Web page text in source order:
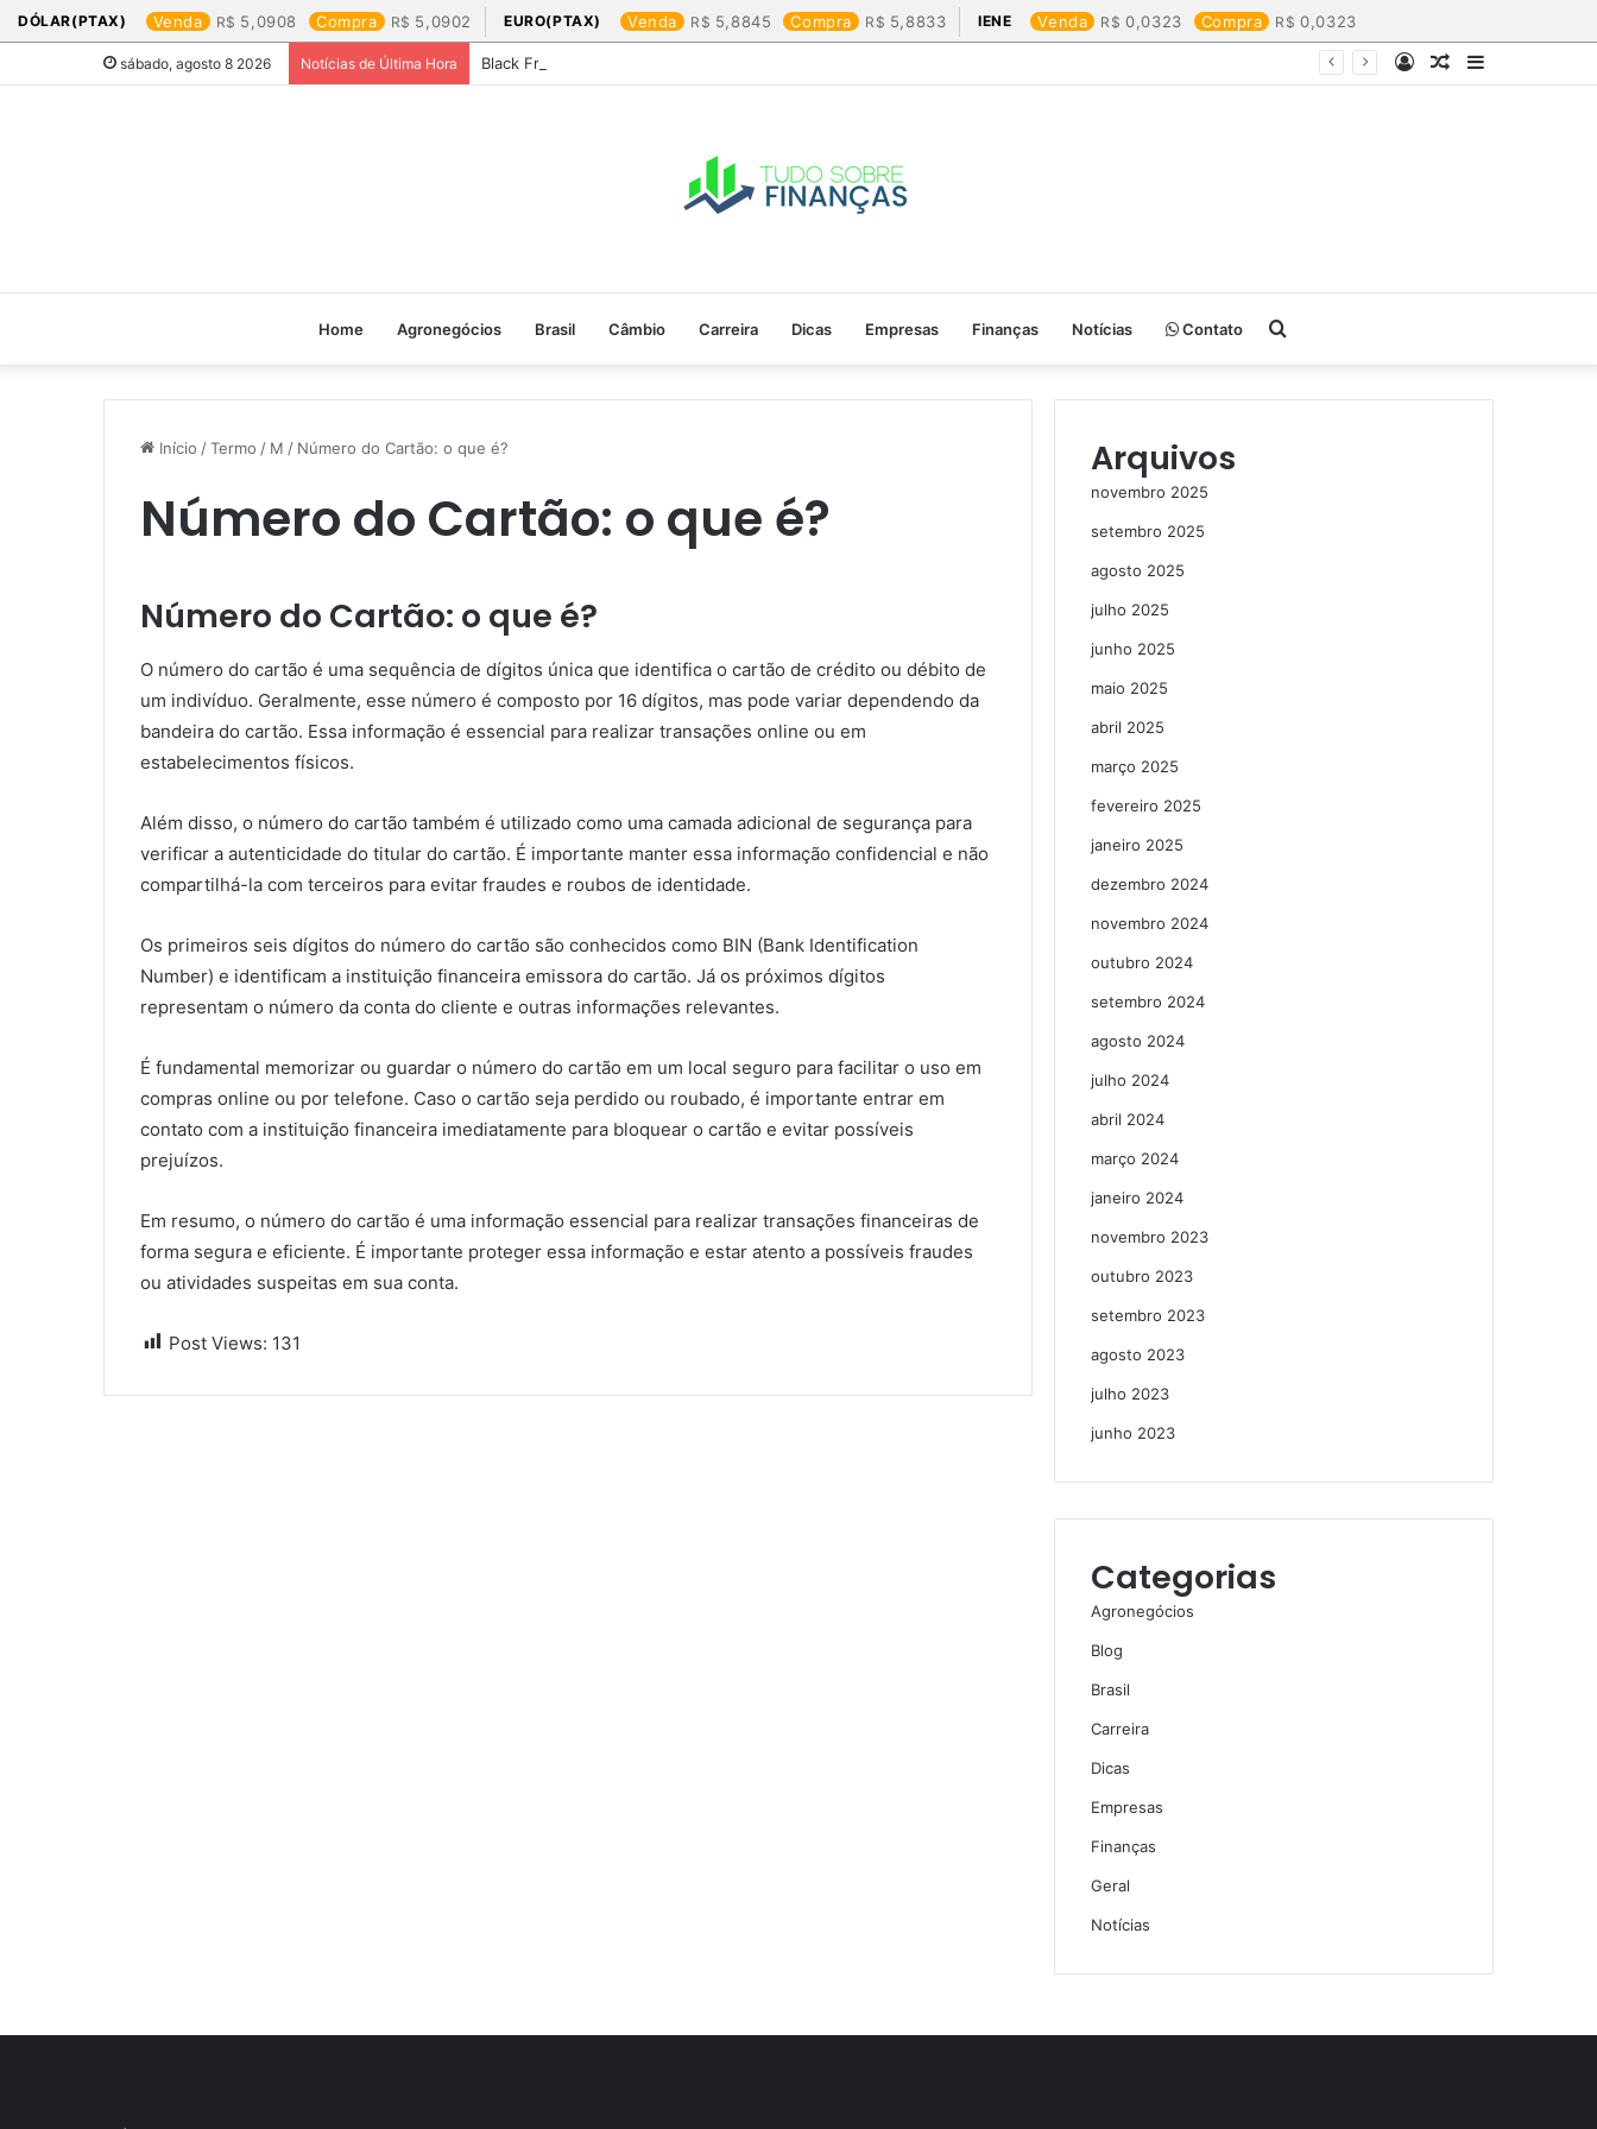
DÓLAR(PTAX) Venda 5,0908 Compra 5,0902 EURO(PTAX) Venda 5,8845 Compra 5,8833 IENE Venda 0,0323 Compra 0,0323
sábado, agosto 8 2026 Notícias de Última Hora Black Friday: os produtos que mais valem a pena
Barra
Artigo
Entrar
Home Agronegócios Brasil Câmbio Carreira Dicas Empresas Finanças Notícias Contato Procurar
por
Início /Termo / M / Número do Cartão: o que é?
Número do Cartão: o que é?
Número do Cartão: o que é?
O número do cartão é uma sequência de dígitos única que identifica o cartão de crédito ou débito de
um indivíduo. Geralmente, esse número é composto por 16 dígitos, mas pode variar dependendo da
bandeira do cartão. Essa informação é essencial para realizar transações online ou em
estabelecimentos físicos.
Além disso, o número do cartão também é utilizado como uma camada adicional de segurança para
verificar a autenticidade do titular do cartão. É importante manter essa informação confidencial e não
compartilhá-la com terceiros para evitar fraudes e roubos de identidade.
Os primeiros seis dígitos do número do cartão são conhecidos como BIN (Bank Identification
Number) e identificam a instituição financeira emissora do cartão. Já os próximos dígitos
representam o número da conta do cliente e outras informações relevantes.
É fundamental memorizar ou guardar o número do cartão em um local seguro para facilitar o uso em
compras online ou por telefone. Caso o cartão seja perdido ou roubado, é importante entrar em
contato com a instituição financeira imediatamente para bloquear o cartão e evitar possíveis
prejuízos.
Em resumo, o número do cartão é uma informação essencial para realizar transações financeiras de
forma segura e eficiente. É importante proteger essa informação e estar atento a possíveis fraudes
ou atividades suspeitas em sua conta.
Post Views: 131
Arquivos
novembro 2025
setembro 2025
agosto 2025
julho 2025
junho 2025
maio 2025
abril 2025
março 2025
fevereiro 2025
janeiro 2025
dezembro 2024
novembro 2024
outubro 2024
setembro 2024
agosto 2024
julho 2024
abril 2024
março 2024
janeiro 2024
novembro 2023
outubro 2023
setembro 2023
agosto 2023
julho 2023
junho 2023
Categorias
Agronegócios
Blog
Brasil
Carreira
Dicas
Empresas
Finanças
Geral
Notícias